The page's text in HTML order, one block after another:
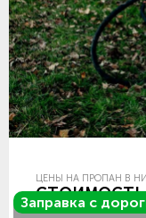
Заправка с
ЦЕНЫ НА ПРОПАН В
СТОИМОСТЬ